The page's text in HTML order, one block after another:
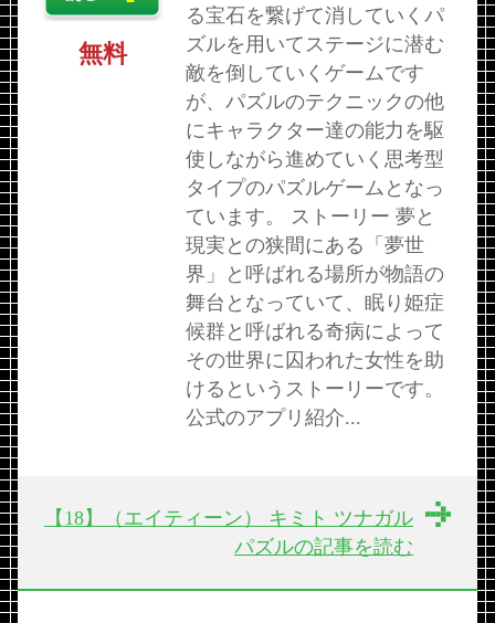
る宝石を繋げて消していくパ
ズルを用いてステージに潜む
敵を倒していくゲームです
が、パズルのテクニックの他
にキャラクター達の能力を駆
使しながら進めていく思考型
タイプのパズルゲームとなっ
ています。 ストーリー 夢と
現実との狭間にある「夢世
界」と呼ばれる場所が物語の
舞台となっていて、眠り姫症
候群と呼ばれる奇病によって
その世界に囚われた女性を助
けるというストーリーです。
公式のアプリ紹介...
無料
【18】（エイティーン） キミト ツナガル
パズルの記事を読む